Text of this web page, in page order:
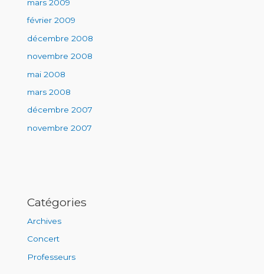
mars 2009
février 2009
décembre 2008
novembre 2008
mai 2008
mars 2008
décembre 2007
novembre 2007
Catégories
Archives
Concert
Professeurs